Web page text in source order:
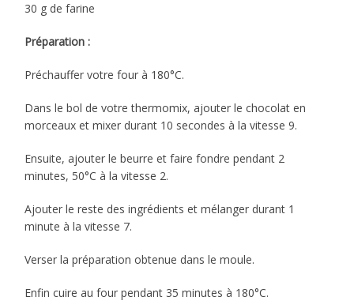
30 g de farine
Préparation :
Préchauffer votre four à 180°C.
Dans le bol de votre thermomix, ajouter le chocolat en
morceaux et mixer durant 10 secondes à la vitesse 9.
Ensuite, ajouter le beurre et faire fondre pendant 2
minutes, 50°C à la vitesse 2.
Ajouter le reste des ingrédients et mélanger durant 1
minute à la vitesse 7.
Verser la préparation obtenue dans le moule.
Enfin cuire au four pendant 35 minutes à 180°C.